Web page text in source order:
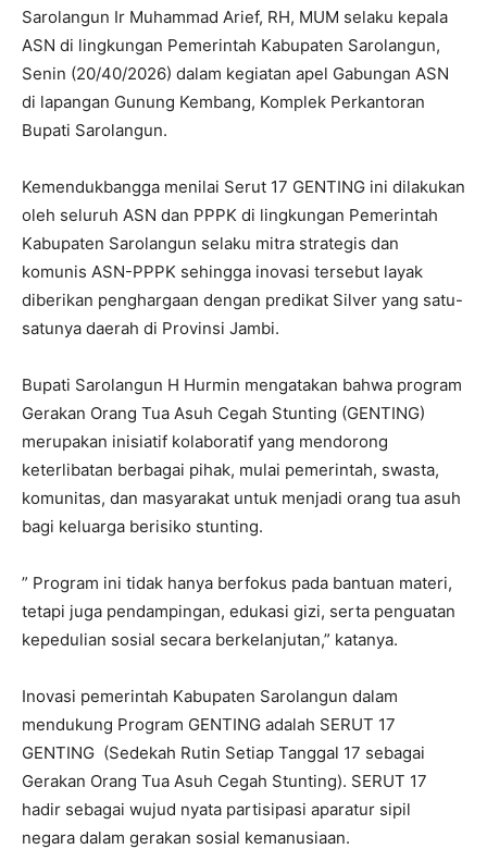
Sarolangun Ir Muhammad Arief, RH, MUM selaku kepala
ASN di lingkungan Pemerintah Kabupaten Sarolangun,
Senin (20/40/2026) dalam kegiatan apel Gabungan ASN
di lapangan Gunung Kembang, Komplek Perkantoran
Bupati Sarolangun.
Kemendukbangga menilai Serut 17 GENTING ini dilakukan
oleh seluruh ASN dan PPPK di lingkungan Pemerintah
Kabupaten Sarolangun selaku mitra strategis dan
komunis ASN-PPPK sehingga inovasi tersebut layak
diberikan penghargaan dengan predikat Silver yang satu-
satunya daerah di Provinsi Jambi.
Bupati Sarolangun H Hurmin mengatakan bahwa program
Gerakan Orang Tua Asuh Cegah Stunting (GENTING)
merupakan inisiatif kolaboratif yang mendorong
keterlibatan berbagai pihak, mulai pemerintah, swasta,
komunitas, dan masyarakat untuk menjadi orang tua asuh
bagi keluarga berisiko stunting.
” Program ini tidak hanya berfokus pada bantuan materi,
tetapi juga pendampingan, edukasi gizi, serta penguatan
kepedulian sosial secara berkelanjutan,” katanya.
Inovasi pemerintah Kabupaten Sarolangun dalam
mendukung Program GENTING adalah SERUT 17
GENTING (Sedekah Rutin Setiap Tanggal 17 sebagai
Gerakan Orang Tua Asuh Cegah Stunting). SERUT 17
hadir sebagai wujud nyata partisipasi aparatur sipil
negara dalam gerakan sosial kemanusiaan.